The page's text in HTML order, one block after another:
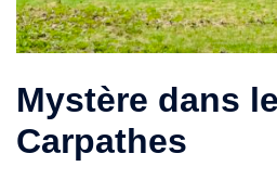
Mystère dans
Carpathes